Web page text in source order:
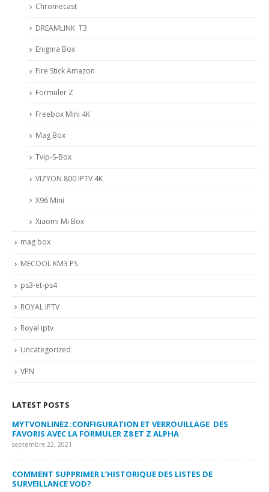
Chromecast
DREAMLINK T3
Enigma Box
Fire Stick Amazon
Formuler Z
Freebox Mini 4K
Mag Box
Tvip-S-Box
VIZYON 800 IPTV 4K
X96 Mini
Xiaomi Mi Box
mag box
MECOOL KM3 PS
ps3-et-ps4
ROYAL IPTV
Royal iptv
Uncategorized
VPN
LATEST POSTS
MYTVONLINE2 :CONFIGURATION ET VERROUILLAGE DES
FAVORIS AVEC LA FORMULER Z8 ET Z ALPHA
septembre 22, 2021
COMMENT SUPPRIMER L’HISTORIQUE DES LISTES DE
SURVEILLANCE VOD?